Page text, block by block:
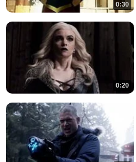
0:30
0:20